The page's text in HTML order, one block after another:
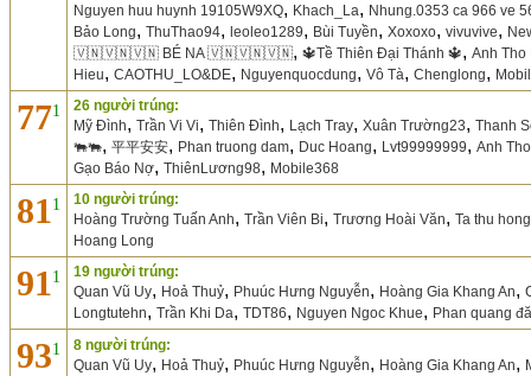
Nguyen huu huynh 19105W9XQ, Khach_La, Nhung.0353 ca 966 ve
Bảo Long, ThuThao94, leoleo1289, Bùi Tuyền, Xoxoxo, vivuvive,
🇻🇳🇻🇳🇻🇳 BÉ NA 🇻🇳🇻🇳🇻🇳, 🔱Tề Thiên Đại Thánh 🔱, Anh Tho
Hieu, CAOTHU_LO&DE, Nguyenquocdung, Vô Tà, Chenglong,
771
26 người trúng:
Mỹ Đình, Trần Vi Vi, Thiên Đình, Lạch Tray, Xuân Trường23, Thanh
🐃🐃, 平平安安, Phan truong dam, Duc Hoang, Lvt99999999, Anh
Gạo Báo Nợ, ThiênLương98, Mobile368
811
10 người trúng:
Hoàng Trường Tuấn Anh, Trần Viên Bi, Trương Hoài Văn, Ta thu
Hoang Long
911
19 người trúng:
Quan Vũ Uy, Hoả Thuỷ, Phuúc Hưng Nguyễn, Hoàng Gia Khang An,
Longtutehn, Trần Khi Da, TDT86, Nguyen Ngoc Khue, Phan quang
931
8 người trúng:
Quan Vũ Uy, Hoả Thuỷ, Phuúc Hưng Nguyễn, Hoàng Gia Khang An,